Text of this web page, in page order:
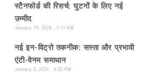
स्टैनफोर्ड की रिसर्च: घुटनों के लिए नई
उम्मीद
January 10, 2026 3:11 AM
नई इन-विट्रो तकनीक: सस्ता और प्रभावी
एंटी-वेनम समाधान
January 8, 2026 6:32 PM